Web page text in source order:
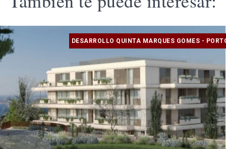
DESARROLLO QUINTA MARQUES GOMES -